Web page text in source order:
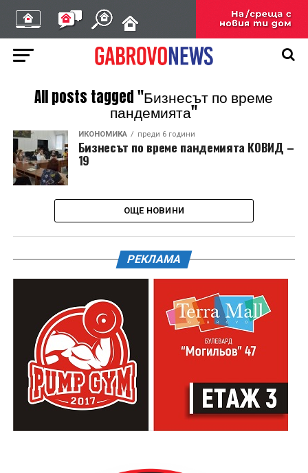
All posts tagged "Бизнесът по време
пандемията"
ИКОНОМИКА преди 6 години
Бизнесът по време пандемията КОВИД –
19
ОЩЕ НОВИНИ
РЕКЛАМА